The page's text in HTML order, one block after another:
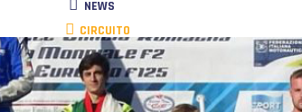
NEWS
CIRCUITO